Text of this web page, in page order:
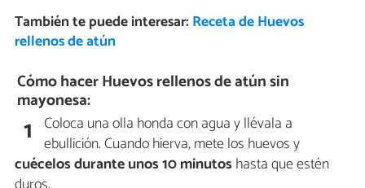
También te puede interesar: Receta de Huevos
rellenos de atún
Cómo hacer Huevos rellenos de atún sin
mayonesa:
1 Coloca una olla honda con agua y llévala a
ebullición. Cuando hierva, mete los huevos y
cuécelos durante unos 10 minutos hasta que estén